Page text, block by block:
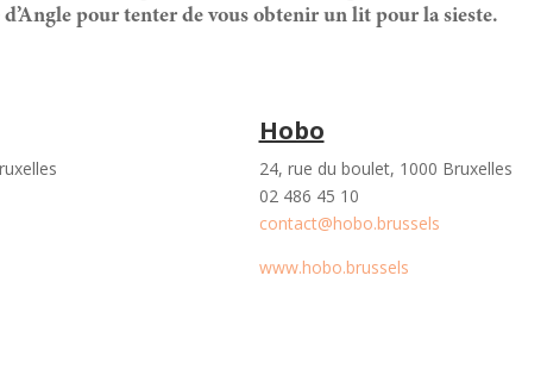
pour tenter de vous obtenir un lit pour la sieste.
Hobo
24, rue du boulet, 1000 Bruxelles
02 486 45 10
contact@hobo.brussels
www.hobo.brussels